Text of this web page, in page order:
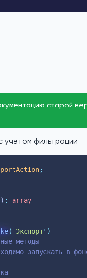
старой
учетом фильтрации
;
:
array
( ' Экспорт ' )
методы
запускать в